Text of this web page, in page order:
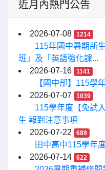
近月內熱門公告
2026-07-08 1214
115年國中暑期新
班」及「英語強化課...
2026-07-16
1141
【國中部】115學
2026-07-07
1039
115學年度【免試
生 報到注意事項
2026-07-22
689
田中高中115學年
2026-07-14
622